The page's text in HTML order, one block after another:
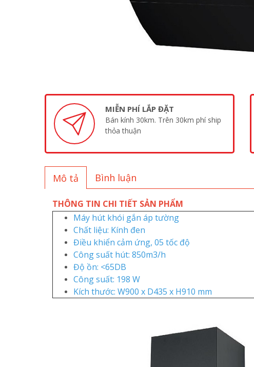
MIỄN PHÍ LẮP ĐẶT
Bán kính 30km. Trên 30km phí ship
thỏa thuận
Mô tả Bình luận
THÔNG TIN CHI TIẾT SẢN PHẨM
Máy hút khói gắn áp tường
Chất liệu: Kính đen
Điều khiển cảm ứng, 05 tốc độ
Công suất hút: 850m3/h
Độ ồn: <65DB
Công suất: 198 W
Kích thước: W900 x D435 x H910 mm